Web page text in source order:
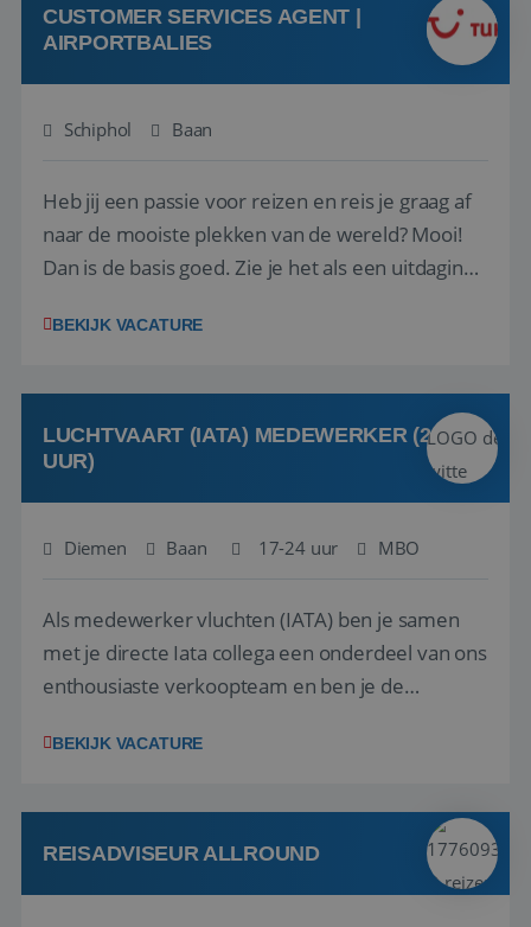
CUSTOMER SERVICES AGENT |
AIRPORTBALIES
Schiphol Baan
Heb jij een passie voor reizen en reis je graag af
naar de mooiste plekken van de wereld? Mooi!
Dan is de basis goed. Zie je het als een uitdaging
het samenstellen en boeken van de perfecte
deze onderdelen zijn nu samen gevoegd...
BEKIJK VACATURE
LUCHTVAART (IATA) MEDEWERKER (24-32
UUR)
Diemen Baan 17-24 uur MBO
Als medewerker vluchten (IATA) ben je samen
met je directe Iata collega een onderdeel van ons
enthousiaste verkoopteam en ben je de
en tarieven waar je collega’s niet uitkomen.
kwaliteitsbewaking van alles wat met IATA te m...
BEKIJK VACATURE
REISADVISEUR ALLROUND